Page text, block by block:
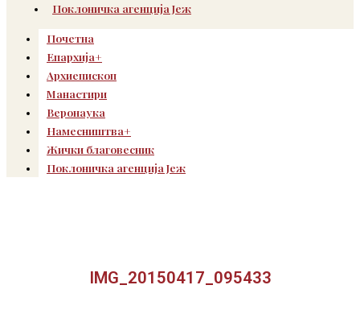
Поклоничка агенција Јеж
Почетна
Епархија+
Архиепископ
Манастири
Веронаука
Намесништва+
Жички благовесник
Поклоничка агенција Јеж
IMG_20150417_095433